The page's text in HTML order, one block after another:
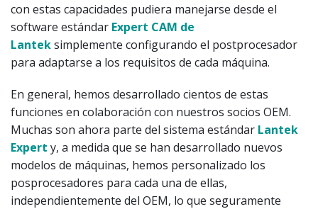
con estas capacidades pudiera manejarse desde el
software estándar Expert CAM de
Lanteksimplemente configurando el postprocesador
para adaptarse a los requisitos de cada máquina.
En general, hemos desarrollado cientos de estas
funciones en colaboración con nuestros socios OEM.
Muchas son ahora parte del sistema estándar Lantek
Expert y, a medida que se han desarrollado nuevos
modelos de máquinas, hemos personalizado los
posprocesadores para cada una de ellas,
independientemente del OEM, lo que seguramente